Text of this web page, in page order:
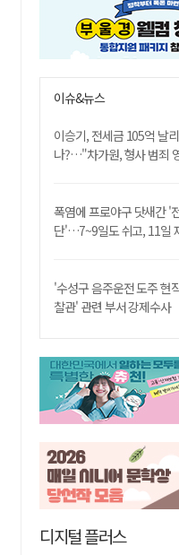
이슈&뉴스
이승기, 전세금 105억 날리
나?…"차가원, 형사 범죄
폭염에 프로야구 닷새간 '
단'…7~9일도 쉬고, 11일
'수성구 음주운전 도주 현
찰관' 관련 부서 강제수사
디지털 플러스